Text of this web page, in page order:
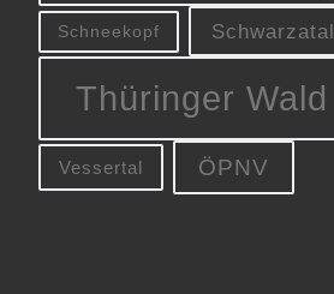
Schneekopf Schwarzatal
Thüringer Wald
Vessertal ÖPNV